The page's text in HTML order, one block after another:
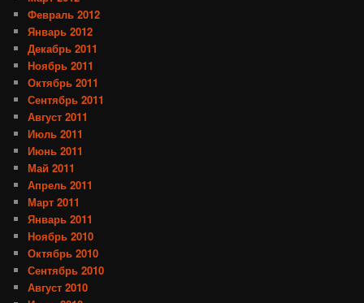
Февраль 2012
Январь 2012
Декабрь 2011
Ноябрь 2011
Октябрь 2011
Сентябрь 2011
Август 2011
Июль 2011
Июнь 2011
Май 2011
Апрель 2011
Март 2011
Январь 2011
Ноябрь 2010
Октябрь 2010
Сентябрь 2010
Август 2010